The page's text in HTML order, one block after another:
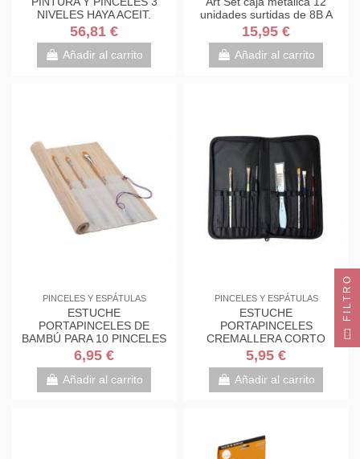
NIVELES HAYA ACEIT.
36X24X16 MITCHEL
56,81 €
Añadir al carrito
unidades surtidas de 8B A
2H
15,95 €
Añadir al carrito
PINCELES Y ESPÁTULAS
ESTUCHE
PORTAPINCELES DE
BAMBÚ PARA 10 PINCELES
6,95 €
Añadir al carrito
PINCELES Y ESPÁTULAS
ESTUCHE
PORTAPINCELES
CREMALLERA CORTO
(vacio)
5,95 €
Añadir al carrito
FILTRO